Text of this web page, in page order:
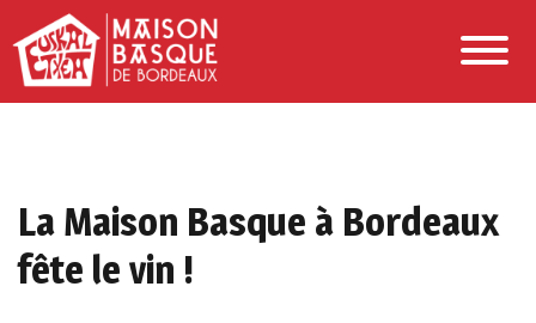
La Maison Basque à Bordeaux
fête le vin !